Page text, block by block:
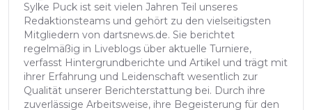
Sylke Puck ist seit vielen Jahren Teil unseres
Redaktionsteams und gehört zu den vielseitigsten
Mitgliedern von dartsnews.de. Sie berichtet
regelmäßig in Liveblogs über aktuelle Turniere,
verfasst Hintergrundberichte und Artikel und trägt mit
ihrer Erfahrung und Leidenschaft wesentlich zur
Qualität unserer Berichterstattung bei. Durch ihre
zuverlässige Arbeitsweise, ihre Begeisterung für den